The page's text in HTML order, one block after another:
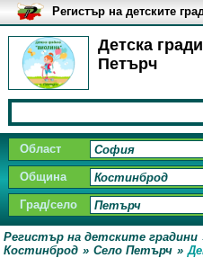
Детска
Петърч
Регистър на детските
България
Област
Община
Град/село
Регистър на детските градини
Костинброд » Село Петърч »